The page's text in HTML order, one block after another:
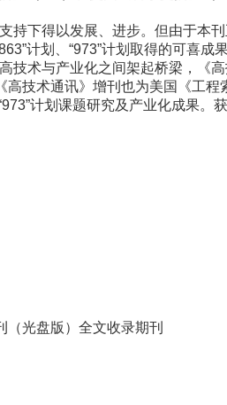
持下得以发展、进步。但由于本刊
计划、“973”计划取得的可喜成
技术与产业化之间架起桥梁，《高
技术通讯》增刊也为美国《工程
计划课题研究及产业化成果。
（光盘版）全文收录期刊